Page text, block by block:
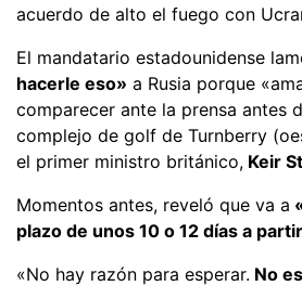
acuerdo de alto el fuego con
El mandatario estadounidense
hacerle eso» a Rusia porque
comparecer ante la prensa antes
complejo de golf de Turnberry
el primer ministro británico, Keir
Momentos antes, reveló que va a
plazo de unos 10 o 12 días a
«No hay razón para esperar. No